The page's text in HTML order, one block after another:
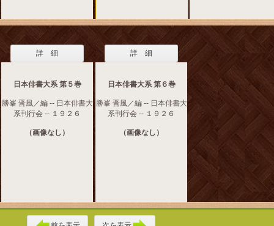
詳 細
日本俳書大系 第５巻
勝峯 晋風／編 -- 日本俳書大
系刊行会 -- １９２６
（画像なし）
詳 細
日本俳書大系 第６巻
勝峯 晋風／編 -- 日本俳書大
系刊行会 -- １９２６
（画像なし）